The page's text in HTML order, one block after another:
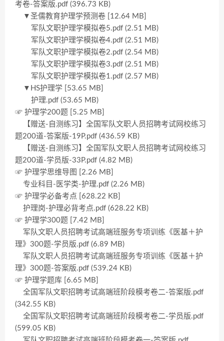
考卷-答案版.pdf (396.73 KB)
▼圣儒教育护理学预测卷 [12.64 MB]
军队文职护理学模拟卷5.pdf (2.51 MB)
军队文职护理学模拟卷4.pdf (2.51 MB)
军队文职护理学模拟卷2.pdf (2.54 MB)
军队文职护理学模拟卷3.pdf (2.51 MB)
军队文职护理学模拟卷1.pdf (2.57 MB)
▼HS护理学 [53.65 MB]
护理.pdf (53.65 MB)
☞ 护理学200题 [5.25 MB]
【赠送-自测练习】全国军队文职人员招聘考试网校练习
题200道-答案版-19P.pdf (436.59 KB)
【赠送-自测练习】全国军队文职人员招聘考试网校练习
题200道-学员版-33P.pdf (4.82 MB)
☞ 护理学思维导图 [2.26 MB]
专业科目-医学类-护理.pdf (2.26 MB)
☞ 护理学必备考点 [628.22 KB]
护理岗-护理必背考点.pdf (628.22 KB)
☞ 护理学300题 [7.42 MB]
军队文职人员招聘考试高端班服务专项训练《医基＋护
理》300题-学员版.pdf (6.89 MB)
军队文职人员招聘考试高端班服务专项训练《医基＋护
理》300题-答案版.pdf (539.24 KB)
☞ 护理学题库 [6.65 MB]
全国军队文职招聘考试高端班阶段模考卷二-答案版.pdf
(342.55 KB)
全国军队文职招聘考试高端班阶段模考卷二-学员版.pdf
(599.05 KB)